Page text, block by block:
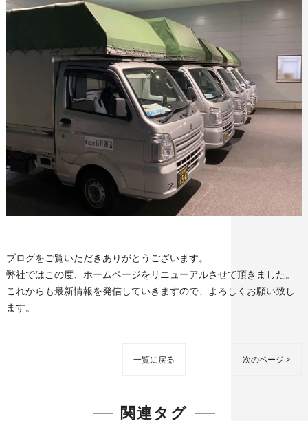
ブログをご覧いただきありがとうございます。
弊社ではこの度、ホームページをリニューアルさせて頂きました。
これからも最新情報を発信していきますので、よろしくお願い致し
ます。
一覧に戻る 次のページ >
関連タグ